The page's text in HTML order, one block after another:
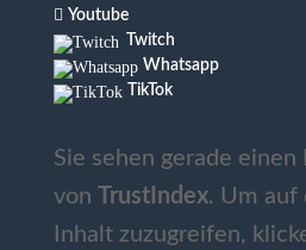
 Youtube
Twitch
Whatsapp
TikTok
Sie sehen gerade
von
TrustIndex. Um auf
Inhalt zuzugreifen,